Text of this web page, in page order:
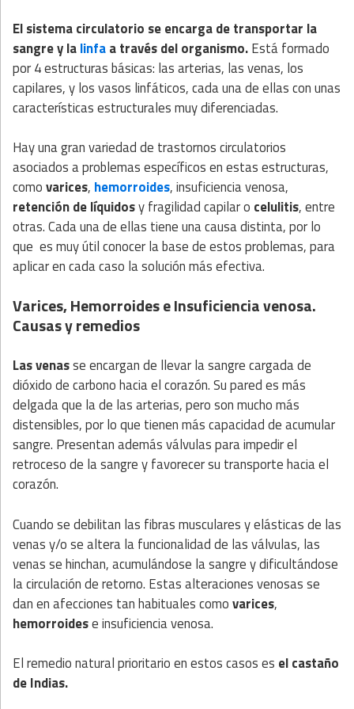
El sistema circulatorio se encarga de transportar la
sangre y lalinfaa través del organismo.Está formado
por 4 estructuras básicas: las arterias, las venas, los
capilares, y los vasos linfáticos, cada una de ellas con unas
características estructurales muy diferenciadas.
Hay una gran variedad de trastornos circulatorios
asociados a problemas específicos en estas estructuras,
comovarices, hemorroides, insuficiencia venosa,
retención de líquidosy fragilidad capilar o celulitis, entre
otras. Cada una de ellas tiene una causa distinta, por lo
que es muy útil conocer la base de estos problemas, para
aplicar en cada caso la solución más efectiva.
Varices, Hemorroides e Insuficiencia venosa.
Causas y remedios
Las venasse encargan de llevar la sangre cargada de
dióxido de carbono hacia el corazón. Su pared es más
delgada que la de las arterias, pero son mucho más
distensibles, por lo que tienen más capacidad de acumular
sangre. Presentan además válvulas para impedir el
retroceso de la sangre y favorecer su transporte hacia el
corazón.
Cuando se debilitan las fibras musculares y elásticas de las
venas y/o se altera la funcionalidad de las válvulas, las
venas se hinchan, acumulándose la sangre y dificultándose
la circulación de retorno. Estas alteraciones venosas se
dan en afecciones tan habituales comovarices,
hemorroidese insuficiencia venosa.
El remedio natural prioritario en estos casos es el castaño
de Indias.